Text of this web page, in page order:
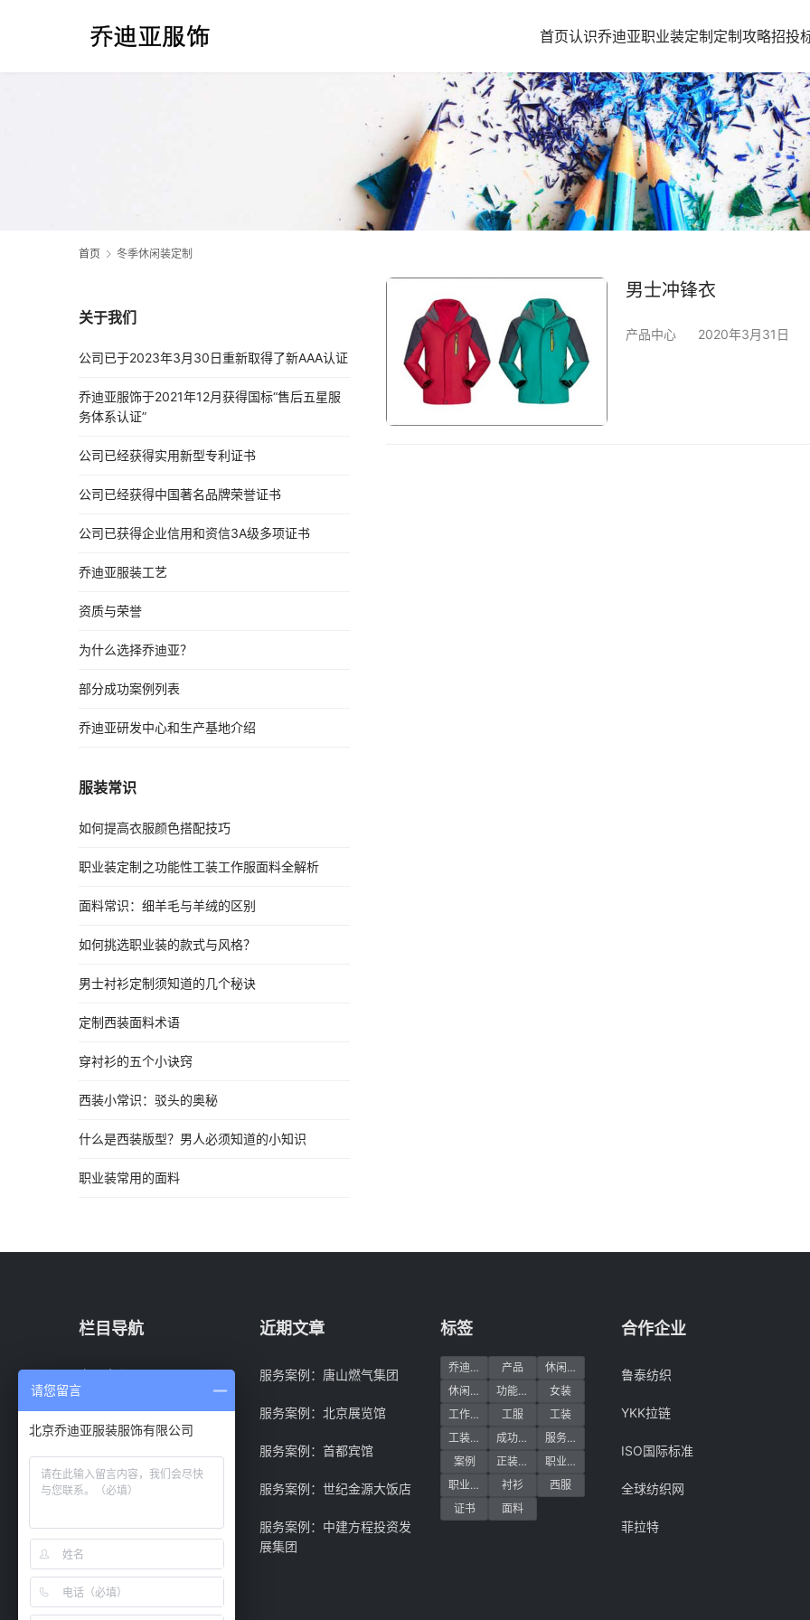
首页认识乔迪亚职业装定制 定制攻略招投
首页 冬季休闲装定制
男士冲锋衣
产品中心 2020年3月31日
关于我们
公司已于2023年3月30日重新取得了新AAA认证
乔迪亚服饰于2021年12月获得国标“售后五星服
务体系认证”
公司已经获得实用新型专利证书
公司已经获得中国著名品牌荣誉证书
公司已获得企业信用和资信3A级多项证书
乔迪亚服装工艺
资质与荣誉
为什么选择乔迪亚？
部分成功案例列表
乔迪亚研发中心和生产基地介绍
服装常识
如何提高衣服颜色搭配技巧
职业装定制之功能性工装工作服面料全解析
面料常识：细羊毛与羊绒的区别
如何挑选职业装的款式与风格？
男士衬衫定制须知道的几个秘诀
定制西装面料术语
穿衬衫的五个小诀窍
西装小常识：驳头的奥秘
什么是西装版型？男人必须知道的小知识
职业装常用的面料
栏目导航
产品中心
定制攻略
招投标实力
职业装定制
联系我们
认识乔迪亚
近期文章
服务案例：唐山燃气集团
服务案例：北京展览馆
服务案例：首都宾馆
服务案例：世纪金源大饭店
服务案例：中建方程投资发
展集团
标签
乔迪亚 产品
休闲产品
休闲装定制
功能产品
女装
工作服
工服
工装
工装定制
成功案例
服务案例
案例
正装产品
职业装
职业装定制
衬衫
西服
证书
面料
合作企业
鲁泰纺织
YKK拉链
ISO国际标准
全球纺织网
菲拉特
请您留言
北京乔迪亚服装服饰有限公司